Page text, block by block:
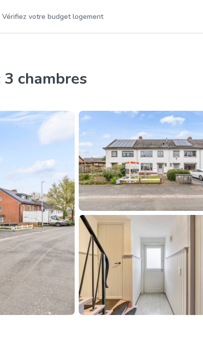
Vérifiez votre budget logement
3 chambres